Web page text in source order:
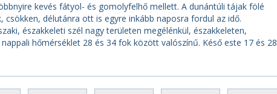
kevés fátyol- és gomolyfelhő mellett. A dunántúli tájak fölé
délutánra ott is egyre inkább naposra fordul az idő.
északkeleti szél nagy területen megélénkül, északkeleten,
hőmérséklet 28 és 34 fok között valószínű. Késő este 17 és 28